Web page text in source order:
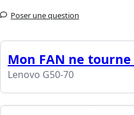
Poser une question
Mon FAN ne
Lenovo G50-70